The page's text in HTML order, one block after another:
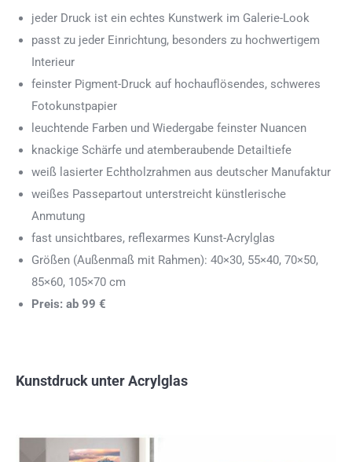
jeder Druck ist ein echtes Kunstwerk im Galerie-Look
passt zu jeder Einrichtung, besonders zu hochwertigem
Interieur
feinster Pigment-Druck auf hochauflösendes, schweres
Fotokunstpapier
leuchtende Farben und Wiedergabe feinster Nuancen
knackige Schärfe und atemberaubende Detailtiefe
weiß lasierter Echtholzrahmen aus deutscher Manufaktur
weißes Passepartout unterstreicht künstlerische
Anmutung
fast unsichtbares, reflexarmes Kunst-Acrylglas
Größen (Außenmaß mit Rahmen): 40×30, 55×40, 70×50,
85×60, 105×70 cm
Preis: ab 99 €
Kunstdruck unter Acrylglas